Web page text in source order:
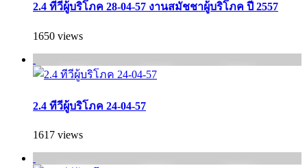
2.4 ทีวีผู้บริโภค 28-04-57 งานสมัชชาผู้บริโภค ปี 2557
1650 views
2.4 ทีวีผู้บริโภค 24-04-57
1617 views